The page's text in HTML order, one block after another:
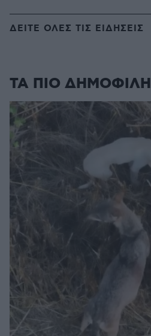
ΔΕΙΤΕ ΟΛΕΣ ΤΙΣ ΕΙΔΗΣΕΙΣ
ΤΑ ΠΙΟ ΔΗΜΟΦΙΛΗ